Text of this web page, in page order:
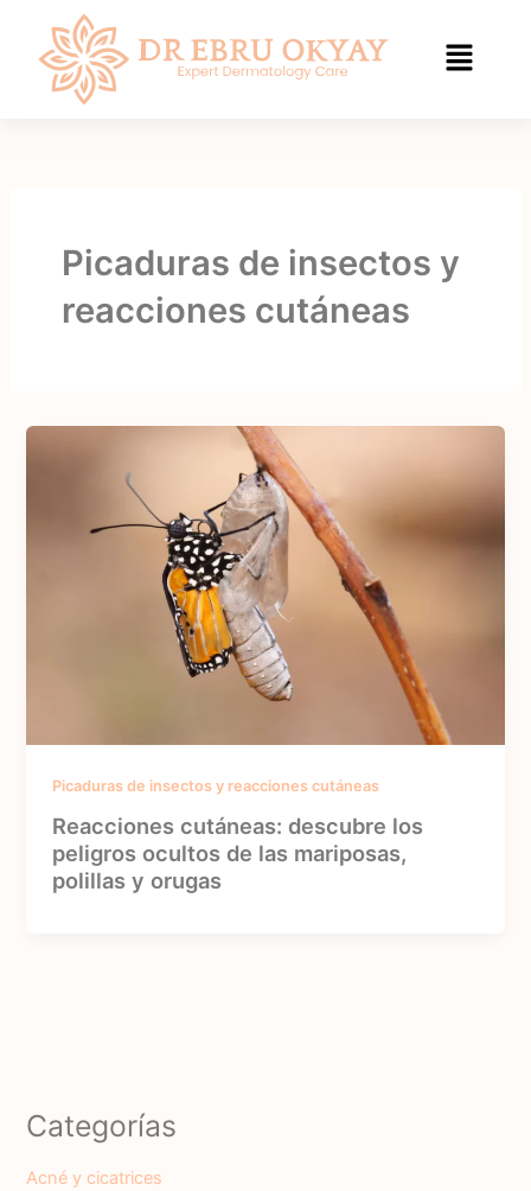
contenido
Picaduras de insectos y
reacciones cutáneas
Picaduras de insectos y reacciones cutáneas
Reacciones cutáneas: descubre los
peligros ocultos de las mariposas,
polillas y orugas
Categorías
Acné y cicatrices